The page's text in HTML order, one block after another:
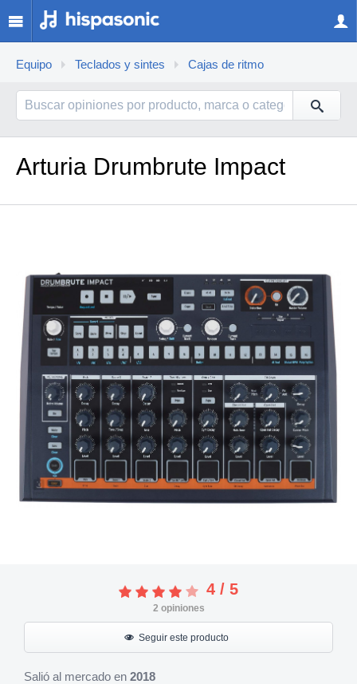
Equipo Teclados y sintes Cajas de ritmo
Arturia Drumbrute Impact
4 / 5
2 opiniones
Seguir este producto
Salió al mercado en 2018